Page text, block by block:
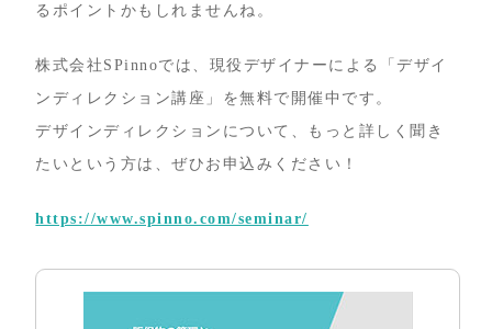
るポイントかもしれませんね。
株式会社SPinnoでは、現役デザイナーによる「デザイ
ンディレクション講座」を無料で開催中です。
デザインディレクションについて、もっと詳しく聞き
たいという方は、ぜひお申込みください！
https://www.spinno.com/seminar/